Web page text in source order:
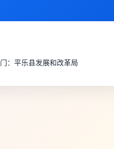
：平乐县发展和改革局